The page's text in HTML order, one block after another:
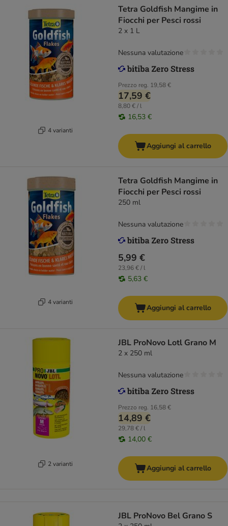
4 varianti
Tetra Goldfish Mangime in
Fiocchi per Pesci rossi
2 x 1 L
Prezzo reg. 19,58 €
17,59 €
8,80 € / l
16,53 €
Nessuna valutazione
Aggiungi al carrello
4 varianti
Tetra Goldfish Mangime in
Fiocchi per Pesci rossi
250 ml
5,99 €
23,96 € / l
5,63 €
Nessuna valutazione
Aggiungi al carrello
2 varianti
JBL ProNovo Lotl Grano M
2 x 250 ml
Prezzo reg. 16,58 €
14,89 €
29,78 € / l
14,00 €
Nessuna valutazione
Aggiungi al carrello
JBL ProNovo Bel Grano S